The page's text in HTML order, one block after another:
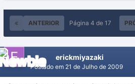
ANTERIOR Página 4 de 17
erickmiyazaki
Postado em 21 de Julho de 2009